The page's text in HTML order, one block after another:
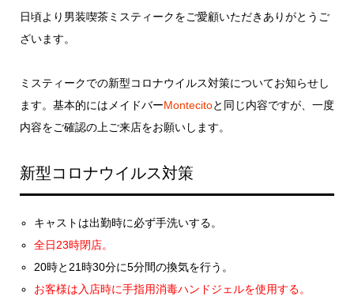
日頃より男装喫茶ミスティークをご愛顧いただきありがとうご
ざいます。
ミスティークでの新型コロナウイルス対策についてお知らせし
ます。基本的にはメイドバーMontecitoと同じ内容ですが、一度
内容をご確認の上ご来店をお願いします。
新型コロナウイルス対策
キャストは出勤時に必ず手洗いする。
全日23時閉店。
20時と21時30分に5分間の換気を行う。
お客様は入店時に手指用消毒ハンドジェルを使用する。